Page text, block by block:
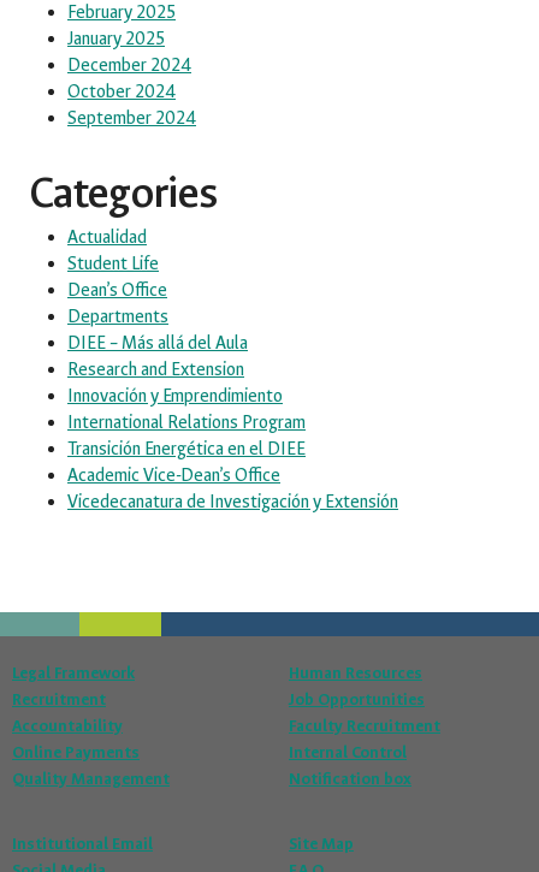
February 2025
January 2025
December 2024
October 2024
September 2024
Categories
Actualidad
Student Life
Dean’s Office
Departments
DIEE – Más allá del Aula
Research and Extension
Innovación y Emprendimiento
International Relations Program
Transición Energética en el DIEE
Academic Vice-Dean’s Office
Vicedecanatura de Investigación y Extensión
Legal Framework
Recruitment
Accountability
Online Payments
Quality Management
Human Resources
Job Opportunities
Faculty Recruitment
Internal Control
Notification box
Institutional Email
Site Map